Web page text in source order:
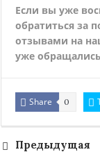
Если вы уже
обратиться за
отзывами на
уже
Share 0
Предыдущая